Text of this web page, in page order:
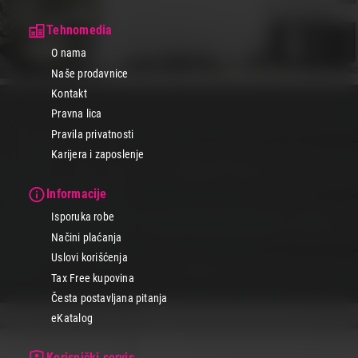
Pirolitičko čišćenje je veoma praktično jer podrazumeva
zagrevanje rerne do preko 500 stepeni gde se sva prljavština
parom je takođe brza i jednostavna opcija, jer para omekšava
ostatke hrane i masnoću u unutrašnjosti rerne, koju možeš lako
samog pečenja gde ostane malo mrlja koje možeš kasnije
jednostavno ukloniti, ali rerna će se zaprljati tek posle većeg broja
kuhinju
Istraži već danas našu ponudu ugradnih rerni i iskoristi sve
prednosti koje ti ovi moderni urađaji pružaju.
Tehnomedia je tvoj pouzdan partner u kupovini bele tehnike jer su
kod nas uvek akcijske cene bez skrivenih troškova. Izaberi način
plaćanja koji ti najviše odgovara, a i ne moraš sve odjednom da
platiš.
Tehnomedia
O nama
Naše prodavnice
Kontakt
Pravna lica
Pravila privatnosti
Karijera i zaposlenje
Informacije
Isporuka robe
Načini plaćanja
Uslovi korišćenja
Tax Free kupovina
Česta postavljana pitanja
eKatalog